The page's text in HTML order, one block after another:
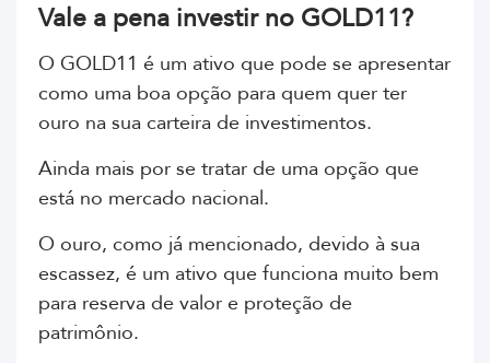
Vale a pena investir no GOLD11?
O GOLD11 é um ativo que pode se apresentar
como uma boa opção para quem quer ter
ouro na sua carteira de investimentos.
Ainda mais por se tratar de uma opção que
está no mercado nacional.
O ouro, como já mencionado, devido à sua
escassez, é um ativo que funciona muito bem
para reserva de valor e proteção de
patrimônio.